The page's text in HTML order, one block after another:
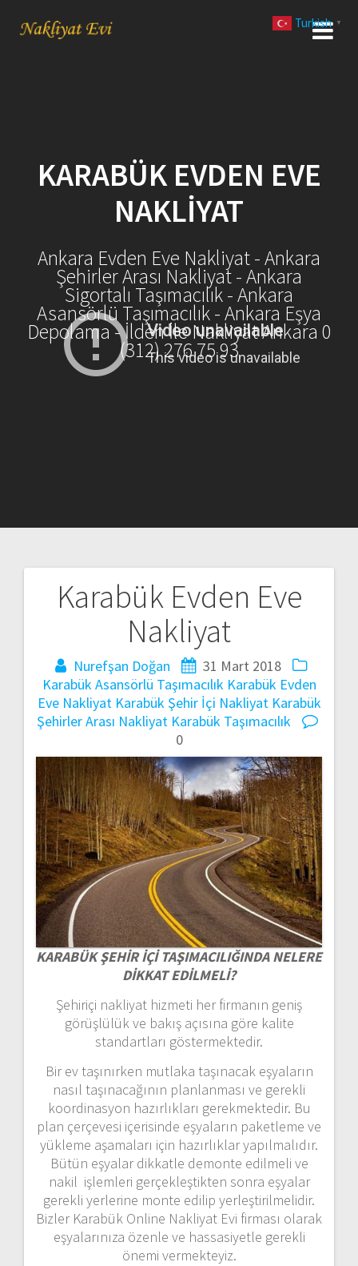
KARABÜK EVDEN EVE
NAKLIYAT
Ankara Evden Eve Nakliyat - Ankara
Şehirler Arası Nakliyat - Ankara
Sigortalı Taşımacılık - Ankara
Asansörlü Taşımacılık - Ankara Eşya
Depolama - İlden İle Nakliyat Ankara 0
(312) 276 75 93
Karabük Evden Eve
Nakliyat
Nurefşan Doğan
31 Mart 2018
Karabük Asansörlü Taşımacılık Karabük Evden
Eve Nakliyat Karabük Şehir İçi Nakliyat Karabük
Şehirler Arası Nakliyat Karabük Taşımacılık
0
KARABÜK ŞEHİR İÇİ TAŞIMACILIĞINDA NELERE
DİKKAT EDİLMELİ?
Şehiriçi nakliyat hizmeti her firmanın geniş
görüşlülük ve bakış açısına göre kalite
standartları göstermektedir.
Bir ev taşınırken mutlaka taşınacak eşyaların
nasıl taşınacağının planlanması ve gerekli
koordinasyon hazırlıkları gerekmektedir. Bu
plan çerçevesi içerisinde eşyaların paketleme ve
yükleme aşamaları için hazırlıklar yapılmalıdır.
Bütün eşyalar dikkatle demonte edilmeli ve
nakil işlemleri gerçekleştikten sonra eşyalar
gerekli yerlerine monte edilip yerleştirilmelidir.
Bizler Karabük Online Nakliyat Evi firması olarak
eşyalarınıza özenle ve hassasiyetle gerekli
önemi vermekteyiz.
Yazı
gezinmesi
Turkish ▼